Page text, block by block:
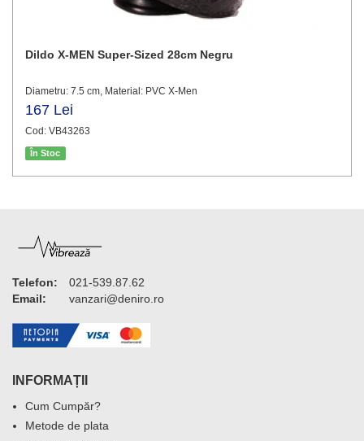
Dildo X-MEN Super-Sized 28cm Negru
Diametru: 7.5 cm, Material: PVC X-Men
167 Lei
Cod: VB43263
În Stoc
Telefon:
021-539.87.62
Email:
vanzari@deniro.ro
INFORMAȚII
Cum Cumpăr?
Metode de plata